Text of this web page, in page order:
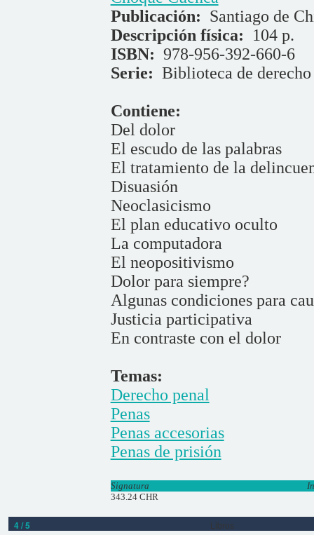
Publicación: Santiago de
Descripción física: 104 p.
ISBN: 978-956-392-660-6
Serie: Biblioteca de
Contiene:
Del dolor
El escudo de las palabras
El tratamiento de la
Disuasión
Neoclasicismo
El plan educativo oculto
La computadora
El neopositivismo
Dolor para siempre?
Algunas condiciones para
Justicia participativa
En contraste con el dolor
Temas:
Derecho penal
Penas
Penas accesorias
Penas de prisión
Signatura
343.24 CHR
4 / 5 Libros